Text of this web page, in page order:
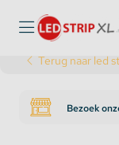
Terug naar led
Bezoek